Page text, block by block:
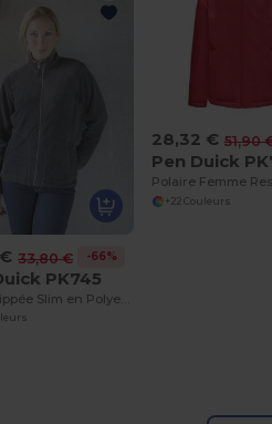
33,80 € -66%
PK745
28,32 € 51,90
Pen Duick
+22 Couleurs